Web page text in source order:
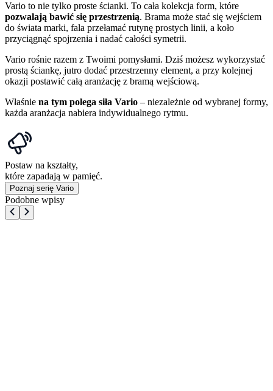
Vario to nie tylko proste ścianki. To cała kolekcja form, które
pozwalają bawić się przestrzenią. Brama może stać się wejściem
do świata marki, fala przełamać rutynę prostych linii, a koło
przyciągnąć spojrzenia i nadać całości symetrii.
Vario rośnie razem z Twoimi pomysłami. Dziś możesz wykorzystać
prostą ściankę, jutro dodać przestrzenny element, a przy kolejnej
okazji postawić całą aranżację z bramą wejściową.
Właśnie na tym polega siła Vario – niezależnie od wybranej formy,
każda aranżacja nabiera indywidualnego rytmu.
Postaw na kształty,
które zapadają w pamięć.
Poznaj serię Vario
Podobne wpisy